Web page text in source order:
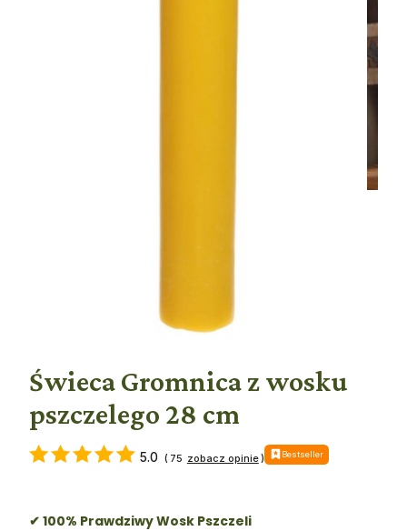
Świeca Gromnica z wosku
pszczelego 28 cm
5.0 ( 75 ) Bestseller
✔ 100% Prawdziwy Wosk Pszczeli